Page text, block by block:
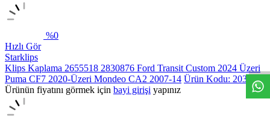
%0
Hızlı Gör
Starklips
Klips Kaplama 2655518 2830876 Ford Transit Custom 2024 Üzeri
Puma CF7 2020-Üzeri Mondeo CA2 2007-14 Ürün Kodu: 20322
Ürünün fiyatını görmek için bayi girişi yapınız